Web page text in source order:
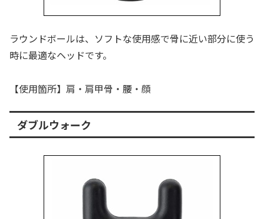
ラウンドボールは、ソフトな使用感で骨に近い部分に使う
時に最適なヘッドです。
【使用箇所】肩・肩甲骨・腰・顔
ダブルウォーク